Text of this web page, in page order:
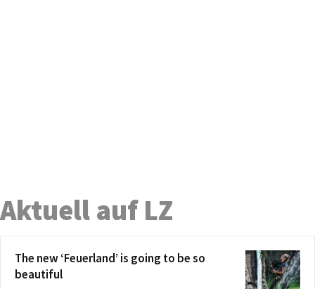
Aktuell auf LZ
The new ‘Feuerland’ is going to be so
beautiful